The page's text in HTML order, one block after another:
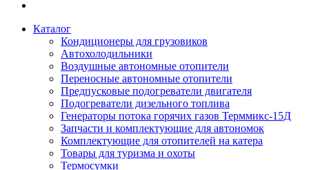
Каталог
Кондиционеры для грузовиков
Автохолодильники
Воздушные автономные отопители
Переносные автономные отопители
Предпусковые подогреватели двигателя
Подогреватели дизельного топлива
Генераторы потока горячих газов Терммикс-15Д
Запчасти и комплектующие для автономок
Комплектующие для отопителей на катера
Товары для туризма и охоты
Термосумки